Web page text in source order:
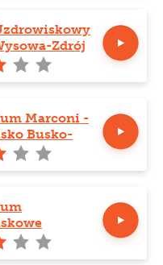
Zdrój
Marconi -
Busko-